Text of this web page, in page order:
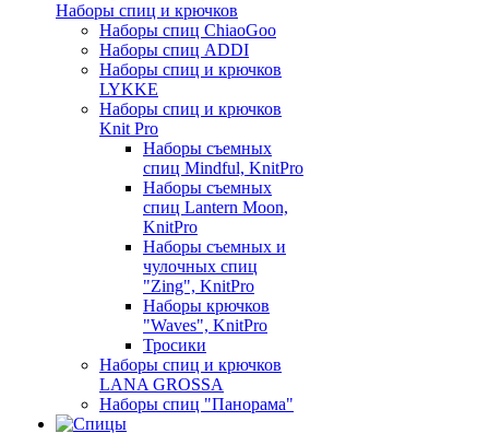
Наборы спиц и крючков
Наборы спиц ChiaoGoo
Наборы спиц ADDI
Наборы спиц и крючков
LYKKE
Наборы спиц и крючков
Knit Pro
Наборы съемных
спиц Mindful, KnitPro
Наборы съемных
спиц Lantern Moon,
KnitPro
Наборы съемных и
чулочных спиц
"Zing", KnitPro
Наборы крючков
"Waves", KnitPro
Тросики
Наборы спиц и крючков
LANA GROSSA
Наборы спиц "Панорама"